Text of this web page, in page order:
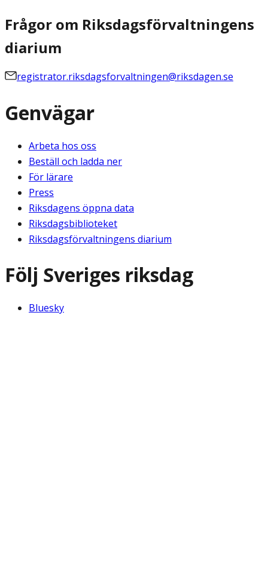
Frågor om Riksdagsförvaltningens
diarium
registrator.riksdagsforvaltningen@riksdagen.se
Genvägar
Arbeta hos oss
Beställ och ladda ner
För lärare
Press
Riksdagens öppna data
Riksdagsbiblioteket
Riksdagsförvaltningens diarium
Följ Sveriges riksdag
Bluesky